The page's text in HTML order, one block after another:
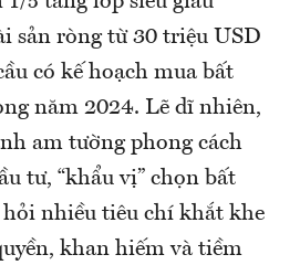
sản ròng từ 30 triệu USD
có kế hoạch mua bất
năm 2024. Lẽ dĩ nhiên,
am tường phong cách
tư, “khẩu vị” chọn bất
hỏi nhiều tiêu chí khắt khe
khan hiếm và tiềm